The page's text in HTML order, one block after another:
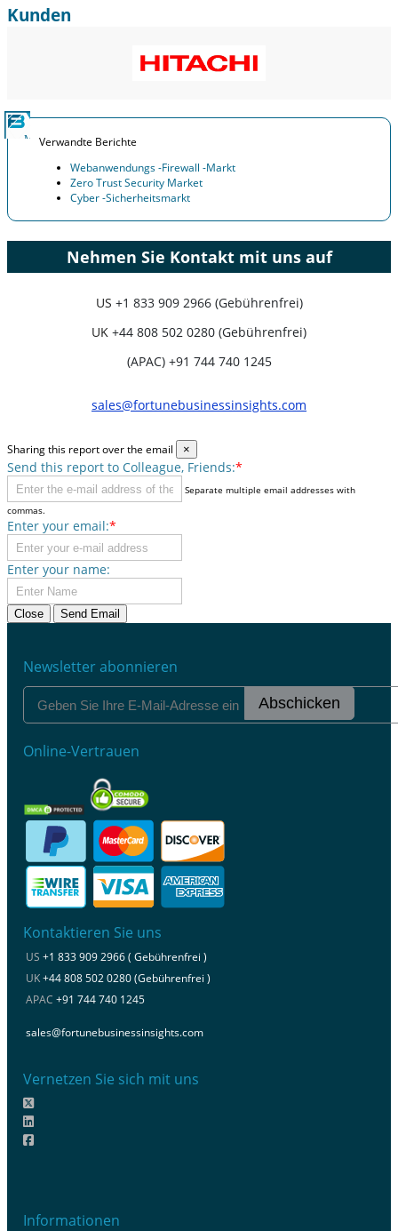
Kunden
Verwandte Berichte
Webanwendungs ​​-Firewall -Markt
Zero Trust Security Market
Cyber -Sicherheitsmarkt
Nehmen Sie Kontakt mit uns auf
US +1 833 909 2966 (Gebührenfrei)
UK +44 808 502 0280 (Gebührenfrei)
(APAC) +91 744 740 1245
sales@fortunebusinessinsights.com
Sharing this report over the email ×
Send this report to Colleague, Friends:*
Separate multiple email addresses with
commas.
Enter your email:*
Enter your name:
Close Send Email
Newsletter abonnieren
Abschicken
Online-Vertrauen
Kontaktieren Sie uns
US +1 833 909 2966 ( Gebührenfrei )
UK+44 808 502 0280 (Gebührenfrei )
APAC +91 744 740 1245
sales@fortunebusinessinsights.com
Vernetzen Sie sich mit uns
Informationen